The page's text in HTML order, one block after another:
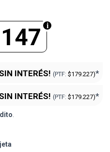
INTERÉS! (PTF: $179.227)*
INTERÉS! (PTF: $179.227)*